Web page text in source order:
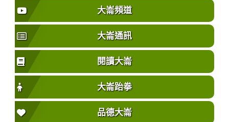
大崙頻道
大崙通訊
閱讀大崙
大崙跆拳
品德大崙